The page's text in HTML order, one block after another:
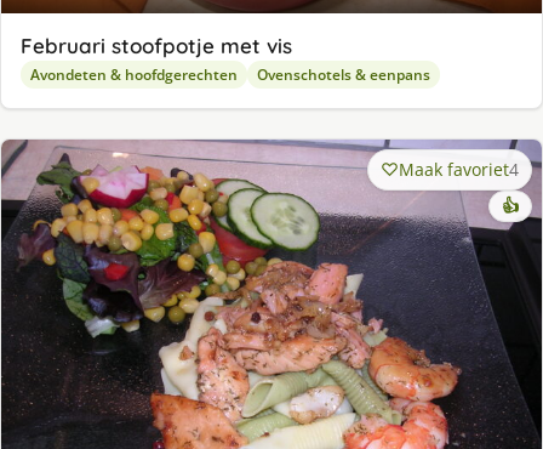
Februari stoofpotje met vis
Avondeten & hoofdgerechten Ovenschotels & eenpans
Maak favoriet4
👍